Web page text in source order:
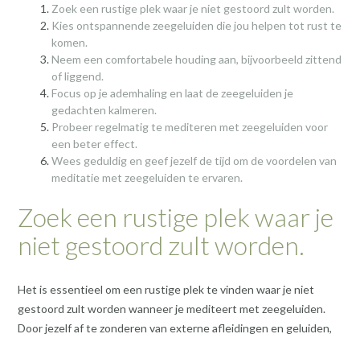
Zoek een rustige plek waar je niet gestoord zult worden.
Kies ontspannende zeegeluiden die jou helpen tot rust te
komen.
Neem een comfortabele houding aan, bijvoorbeeld zittend
of liggend.
Focus op je ademhaling en laat de zeegeluiden je
gedachten kalmeren.
Probeer regelmatig te mediteren met zeegeluiden voor
een beter effect.
Wees geduldig en geef jezelf de tijd om de voordelen van
meditatie met zeegeluiden te ervaren.
Zoek een rustige plek waar je
niet gestoord zult worden.
Het is essentieel om een rustige plek te vinden waar je niet
gestoord zult worden wanneer je mediteert met zeegeluiden.
Door jezelf af te zonderen van externe afleidingen en geluiden,